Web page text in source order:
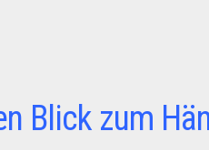
Blick zum